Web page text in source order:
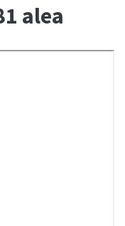
alea